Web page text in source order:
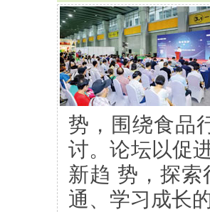
势，围绕食品
讨。论坛以促
新趋 势，探
通、学习成长